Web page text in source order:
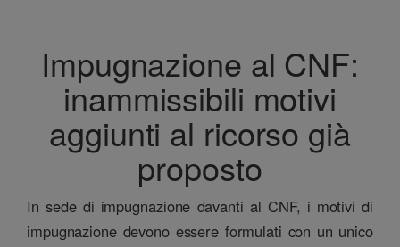
Impugnazione al CNF:
inammissibili motivi
aggiunti al ricorso già
proposto
In sede di impugnazione davanti al CNF, i motivi di
impugnazione devono essere formulati con un unico